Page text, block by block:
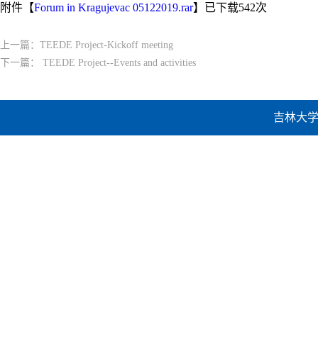
附件【Forum in Kragujevac 05122019.rar】已下载542次
上一篇： TEEDE Project-Kickoff meeting
下一篇：
TEEDE Project--Events and activities
吉林大